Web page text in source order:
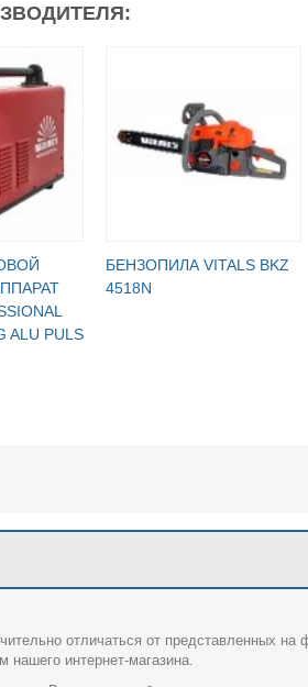
ALU PULS
БЕНЗОПИЛА VITALS BKZ
4518N
отличаться от представленных
интернет-магазина.